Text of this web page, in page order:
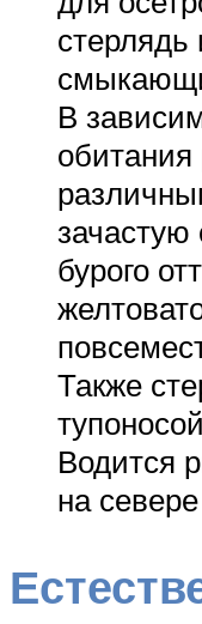
стерлядь
В
зачастую
бурого
Также
Водится
на